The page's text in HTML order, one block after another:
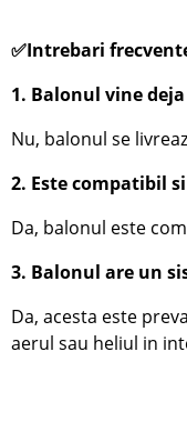
✅Intrebari
1. Balonul vine
Nu, balonul se
2. Este compatibil
Da, balonul este
3. Balonul are un
Da, acesta este
aerul sau heliul in